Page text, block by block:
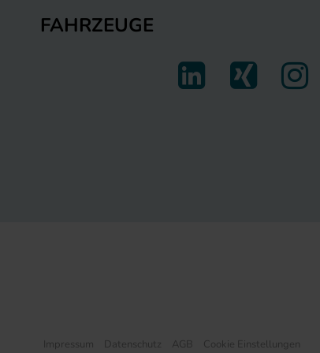
FAHRZEUGE
Impressum Datenschutz AGB Cookie Einstellungen